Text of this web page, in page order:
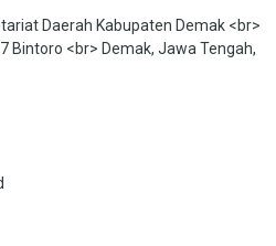
Daerah Kabupaten Demak <br>
Bintoro <br> Demak, Jawa Tengah,